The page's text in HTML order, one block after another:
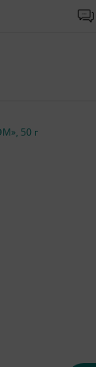
50 г